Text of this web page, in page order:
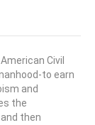
Civil
to earn
and
the
then